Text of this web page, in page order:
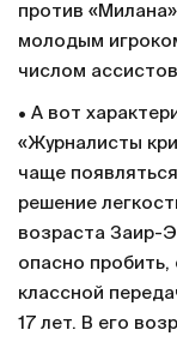
против
молодым
числом
• А вот
«Журналисты
чаще
решение
возраста Заир-
опасно
классной
17 лет. В его